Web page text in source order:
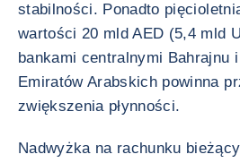
stabilności. Ponadto
wartości 20 mld AED (5,4 mld
bankami centralnymi Bahrajnu
Emiratów Arabskich powinna
zwiększenia płynności.
Nadwyżka na rachunku